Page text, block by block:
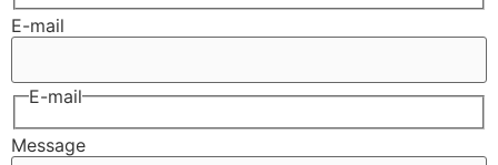
E-mail
E-mail
Message